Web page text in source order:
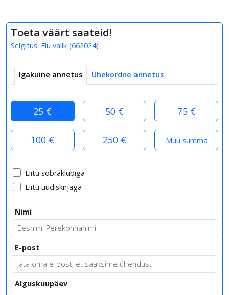
Toeta väärt saateid!
Selgitus: Elu valik (662024)
Igakuine annetus Ühekordne annetus
25 € 50 € 75 €
100 € 250 €
Liitu sõbraklubiga
Liitu uudiskirjaga
Nimi
E-post
Alguskuupäev